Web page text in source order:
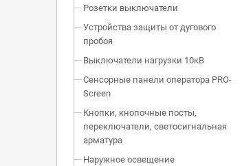
Розетки выключатели
Устройства защиты от дугового
пробоя
Выключатели нагрузки 10кВ
Сенсорные панели оператора PRO-
Screen
Кнопки, кнопочные посты,
переключатели, светосигнальная
арматура
Наружное освещение